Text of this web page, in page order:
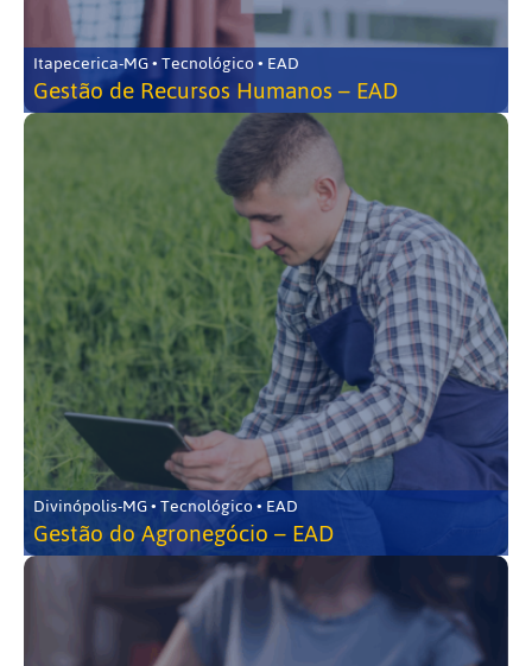
Itapecerica-MG • Tecnológico • EAD
Gestão de Recursos Humanos – EAD
Divinópolis-MG • Tecnológico • EAD
Gestão do Agronegócio – EAD